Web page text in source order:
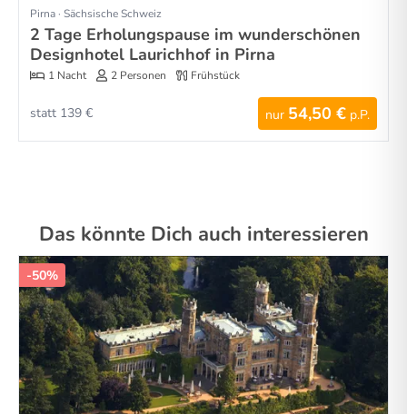
Pirna · Sächsische Schweiz
2 Tage Erholungspause im wunderschönen
Designhotel Laurichhof in Pirna
1 Nacht 2 Personen Frühstück
nur 54,50 € p.P.
statt 139 €
Das könnte Dich auch interessieren
-50%